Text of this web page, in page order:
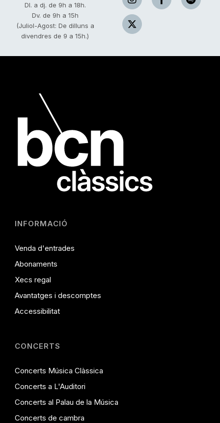
Dl. a dj. de 9h a 18h.
Dv. de 9h a 15h
(Juliol-Agost: De dilluns a
divendres de 9 a 15h.)
INFORMACIÓ
Venda d'entrades
Abonaments
Xecs regal
Avantatges i descomptes
Accessibilitat
CONCERTS
Concerts Música Clàssica
Concerts a L'Auditori
Concerts al Palau de la Música
Concerts de cambra